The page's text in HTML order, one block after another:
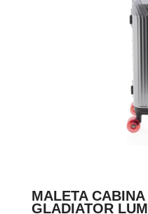
MALETA
GLADIATOR